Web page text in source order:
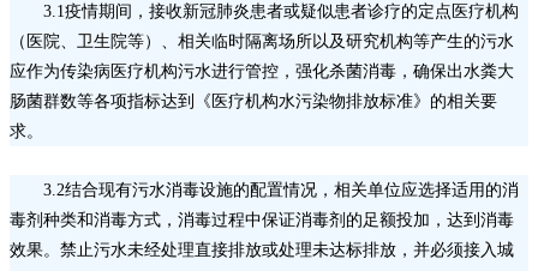
3.1疫情期间，接收新冠肺炎患者或疑似患者诊疗的定点医疗机构
（医院、卫生院等）、相关临时隔离场所以及研究机构等产生的污水
应作为传染病医疗机构污水进行管控，强化杀菌消毒，确保出水粪大
肠菌群数等各项指标达到《医疗机构水污染物排放标准》的相关要
求。
3.2结合现有污水消毒设施的配置情况，相关单位应选择适用的消
毒剂种类和消毒方式，消毒过程中保证消毒剂的足额投加，达到消毒
效果。禁止污水未经处理直接排放或处理未达标排放，并必须接入城